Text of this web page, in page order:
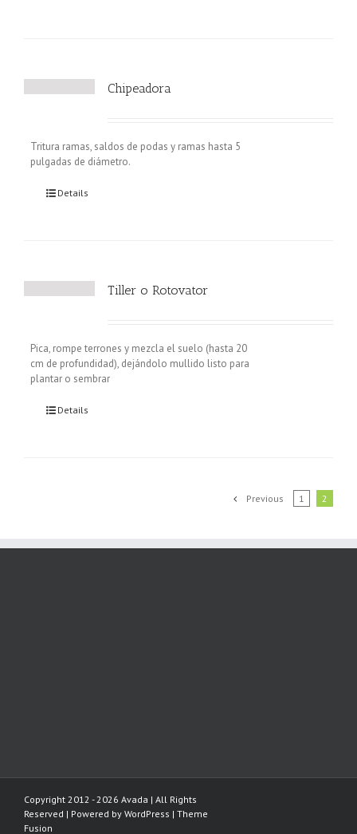
Chipeadora
Tritura ramas, saldos de podas y ramas hasta 5
pulgadas de diámetro.
Details
Tiller o Rotovator
Pica, rompe terrones y mezcla el suelo (hasta 20
cm de profundidad), dejándolo mullido listo para
plantar o sembrar
Details
Previous 1 2
Copyright 2012 - 2026 Avada | All Rights
Reserved | Powered by WordPress | Theme
Fusion